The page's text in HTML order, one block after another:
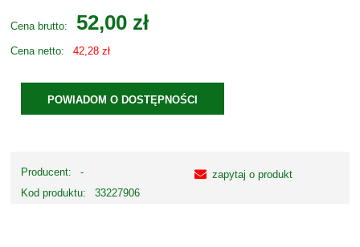
Cena brutto: 52,00 zł
Cena netto: 42,28 zł
POWIADOM O DOSTĘPNOŚCI
Producent:
-
Kod produktu:
33227906
zapytaj o produkt